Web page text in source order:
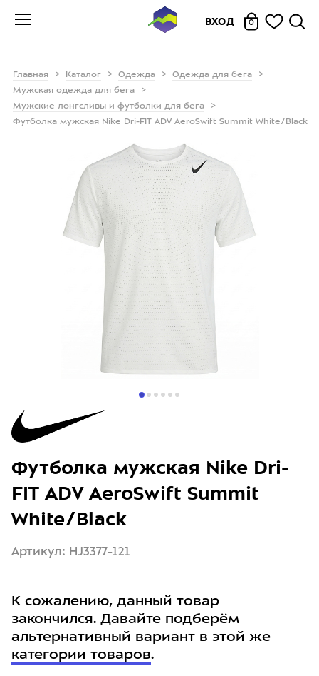
ВХОД 0
Главная Каталог Одежда
Одежда для бега
Мужская одежда для бега
Мужские лонгсливы и футболки для бега
Футболка мужская Nike Dri-FIT ADV AeroSwift Summit White/Black
Футболка мужская Nike Dri-
FIT ADV AeroSwift Summit
White/Black
Артикул: HJ3377-121
К сожалению, данный товар
закончился. Давайте подберём
альтернативный вариант в этой же
категории товаров.